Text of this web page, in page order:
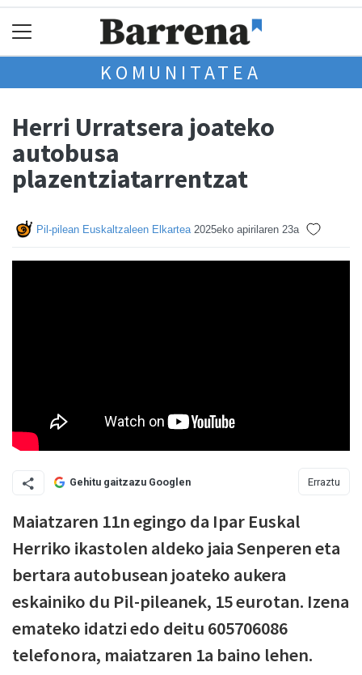
KOMUNITATEA
Herri Urratsera joateko
autobusa
plazentziatarrentzat
Pil-pilean Euskaltzaleen Elkartea 2025eko apirilaren 23a
Gehitu gaitzazu Googlen Erraztu
Maiatzaren 11n egingo da Ipar Euskal
Herriko ikastolen aldeko jaia Senperen eta
bertara autobusean joateko aukera
eskainiko du Pil-pileanek, 15 eurotan. Izena
emateko idatzi edo deitu 605706086
telefonora, maiatzaren 1a baino lehen.